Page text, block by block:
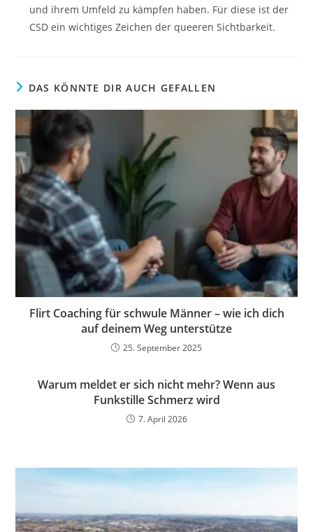
und ihrem Umfeld zu kämpfen haben. Für diese ist der
CSD ein wichtiges Zeichen der queeren Sichtbarkeit.
DAS KÖNNTE DIR AUCH GEFALLEN
Flirt Coaching für schwule Männer – wie ich dich
auf deinem Weg unterstütze
25. September 2025
Warum meldet er sich nicht mehr? Wenn aus
Funkstille Schmerz wird
7. April 2026